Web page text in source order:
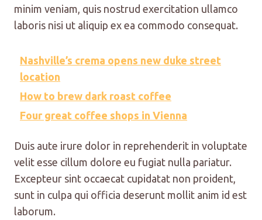
minim veniam, quis nostrud exercitation ullamco
laboris nisi ut aliquip ex ea commodo consequat.
Nashville’s crema opens new duke street
location
How to brew dark roast coffee
Four great coffee shops in Vienna
Duis aute irure dolor in reprehenderit in voluptate
velit esse cillum dolore eu fugiat nulla pariatur.
Excepteur sint occaecat cupidatat non proident,
sunt in culpa qui officia deserunt mollit anim id est
laborum.